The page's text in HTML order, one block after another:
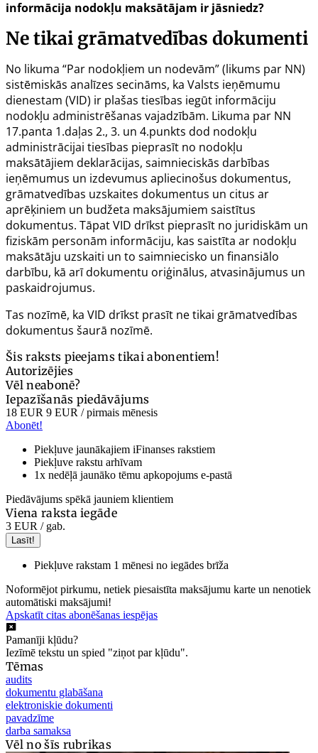
informācija nodokļu maksātājam ir jāsniedz?
Ne tikai grāmatvedības dokumenti
No likuma “Par nodokļiem un nodevām” (likums par NN)
sistēmiskās analīzes secināms, ka Valsts ieņēmumu
dienestam (VID) ir plašas tiesības iegūt informāciju
nodokļu administrēšanas vajadzībām. Likuma par NN
17.panta 1.daļas 2., 3. un 4.punkts dod nodokļu
administrācijai tiesības pieprasīt no nodokļu
maksātājiem deklarācijas, saimnieciskās darbības
ieņēmumus un izdevumus apliecinošus dokumentus,
grāmatvedības uzskaites dokumentus un citus ar
aprēķiniem un budžeta maksājumiem saistītus
dokumentus. Tāpat VID drīkst pieprasīt no juridiskām un
fiziskām personām informāciju, kas saistīta ar nodokļu
maksātāju uzskaiti un to saimniecisko un finansiālo
darbību, kā arī dokumentu oriģinālus, atvasinājumus un
paskaidrojumus.
Tas nozīmē, ka VID drīkst prasīt ne tikai grāmatvedības
dokumentus šaurā nozīmē.
Šis raksts pieejams tikai abonentiem!
Autorizējies
Vēl neabonē?
Iepazīšanās piedāvājums
18 EUR 9 EUR / pirmais mēnesis
Abonēt!
Piekļuve jaunākajiem iFinanses rakstiem
Piekļuve rakstu arhīvam
1x nedēļā jaunāko tēmu apkopojums e-pastā
Piedāvājums spēkā jauniem klientiem
Viena raksta iegāde
3 EUR / gab.
Lasīt!
Piekļuve rakstam 1 mēnesi no iegādes brīža
Noformējot pirkumu, netiek piesaistīta maksājumu karte un nenotiek
automātiski maksājumi!
Apskatīt citas abonēšanas iespējas
Pamanīji kļūdu?
Iezīmē tekstu un spied "ziņot par kļūdu".
Tēmas
audits
dokumentu glabāšana
elektroniskie dokumenti
pavadzīme
darba samaksa
Vēl no šīs rubrikas